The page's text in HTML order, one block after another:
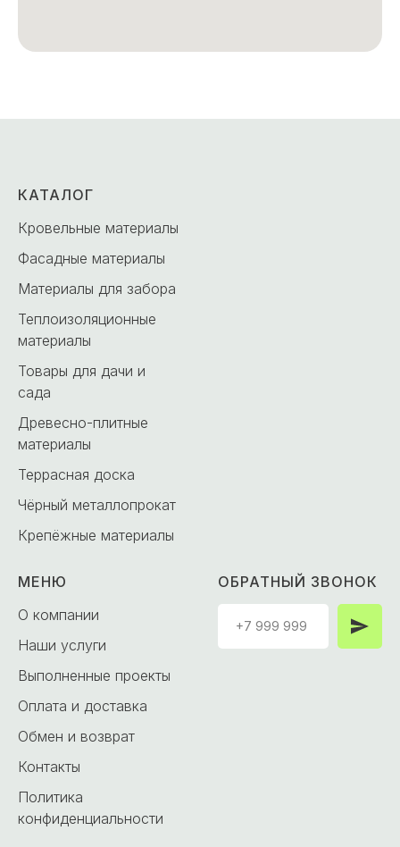
КАТАЛОГ
Кровельные материалы
Фасадные материалы
Материалы для забора
Теплоизоляционные
материалы
Товары для дачи и
сада
Древесно-плитные
материалы
Террасная доска
Чёрный металлопрокат
Крепёжные материалы
МЕНЮ
О компании
Наши услуги
Выполненные проекты
Оплата и доставка
Обмен и возврат
Контакты
Политика
конфиденциальности
ОБРАТНЫЙ ЗВОНОК